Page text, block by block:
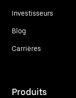
Investisseurs
Blog
Carrières
Produits